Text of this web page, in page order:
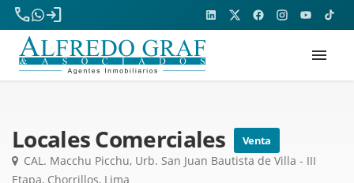
phone
login
menu
Locales Comerciales Venta
CAL. Macchu Picchu, Urb. San Juan Bautista de Villa - III
Etapa, Chorrillos, Lima